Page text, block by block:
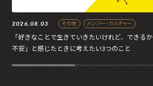
2026.08.03 その他 メンバー・カルチャー
「好きなことで生きていきたいけれど、できるか
不安」と感じたときに考えたい3つのこと